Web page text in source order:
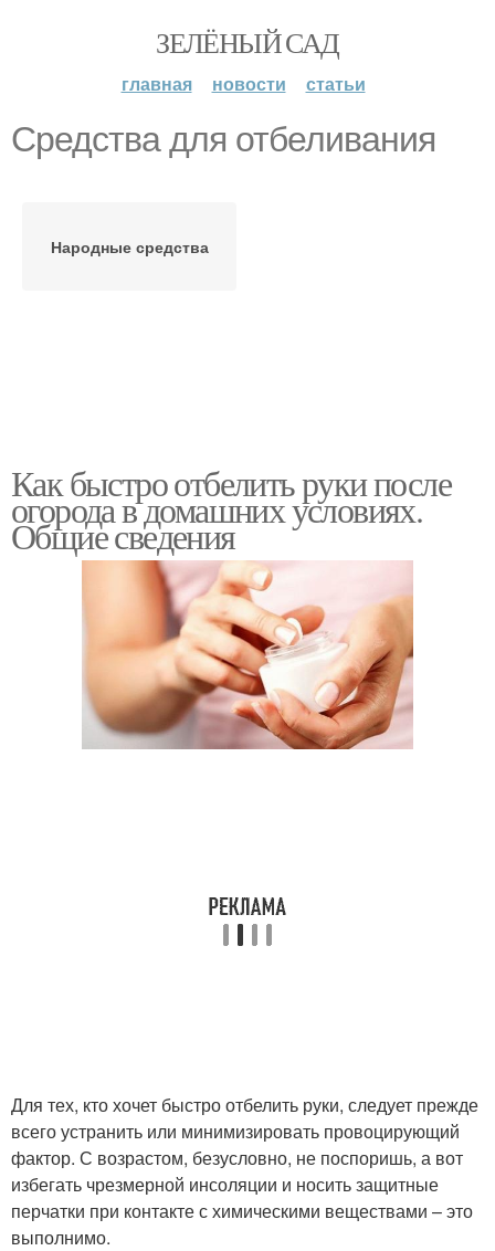
ЗЕЛЁНЫЙ САД
главная новости статьи
Средства для отбеливания
Народные средства
Как быстро отбелить руки после
огорода в домашних условиях.
Общие сведения
Для тех, кто хочет быстро отбелить руки, следует прежде
всего устранить или минимизировать провоцирующий
фактор. С возрастом, безусловно, не поспоришь, а вот
избегать чрезмерной инсоляции и носить защитные
перчатки при контакте с химическими веществами – это
выполнимо.